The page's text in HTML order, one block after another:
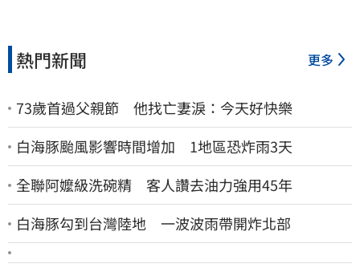
熱門新聞 更多
73歲首過父親節 他找亡妻淚：今天好快樂
白海豚颱風影響時間增加 1地區恐炸雨3天
全聯阿嬤級洗碗精 客人讚去油力強用45年
白海豚勾到台灣陸地 一波波雨帶開炸北部